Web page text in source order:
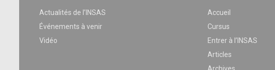
Actualités de l’INSAS
Événements à venir
Vidéo
Accueil
Cursus
Entrer à l’INSAS
Articles